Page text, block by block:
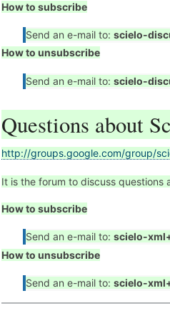
How to subscribe
Send an e-mail to: scielo-
How to unsubscribe
Send an e-mail to: scielo-
Questions about
http://groups.google.com/group/
It is the forum to discuss questions
How to subscribe
Send an e-mail to: scielo-
How to unsubscribe
Send an e-mail to: scielo-